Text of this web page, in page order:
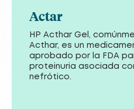
Actar
HP Acthar Gel,
Acthar, es un
aprobado por la FDA
proteinuria asociada
nefrótico.